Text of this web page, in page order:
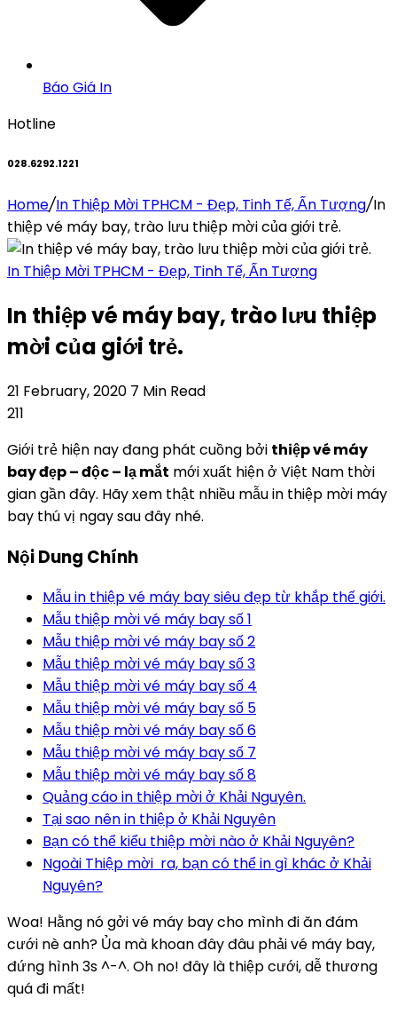
Báo Giá In
Hotline
028.6292.1221
Home/In Thiệp Mời TPHCM - Đẹp, Tinh Tế, Ấn Tượng/In
thiệp vé máy bay, trào lưu thiệp mời của giới trẻ.
In Thiệp Mời TPHCM - Đẹp, Tinh Tế, Ấn Tượng
In thiệp vé máy bay, trào lưu thiệp
mời của giới trẻ.
21 February, 2020 7 Min Read
211
Giới trẻ hiện nay đang phát cuồng bởi thiệp vé máy
bay đẹp – độc – lạ mắt mới xuất hiện ở Việt Nam thời
gian gần đây. Hãy xem thật nhiều mẫu in thiệp mời máy
bay thú vị ngay sau đây nhé.
Nội Dung Chính
Mẫu in thiệp vé máy bay siêu đẹp từ khắp thế giới.
Mẫu thiệp mời vé máy bay số 1
Mẫu thiệp mời vé máy bay số 2
Mẫu thiệp mời vé máy bay số 3
Mẫu thiệp mời vé máy bay số 4
Mẫu thiệp mời vé máy bay số 5
Mẫu thiệp mời vé máy bay số 6
Mẫu thiệp mời vé máy bay số 7
Mẫu thiệp mời vé máy bay số 8
Quảng cáo in thiệp mời ở Khải Nguyên.
Tại sao nên in thiệp ở Khải Nguyên
Bạn có thể kiểu thiệp mời nào ở Khải Nguyên?
Ngoài Thiệp mời ra, bạn có thể in gì khác ở Khải
Nguyên?
Woa! Hằng nó gởi vé máy bay cho mình đi ăn đám
cưới nè anh? Ủa mà khoan đây đâu phải vé máy bay,
đứng hình 3s ^-^. Oh no! đây là thiệp cưới, dễ thương
quá đi mất!